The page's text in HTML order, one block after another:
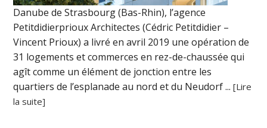
Danube de Strasbourg (Bas-Rhin), l’agence
Petitdidierprioux Architectes (Cédric Petitdidier –
Vincent Prioux) a livré en avril 2019 une opération de
31 logements et commerces en rez-de-chaussée qui
agît comme un élément de jonction entre les
quartiers de l’esplanade au nord et du Neudorf ...[Lire
la suite]